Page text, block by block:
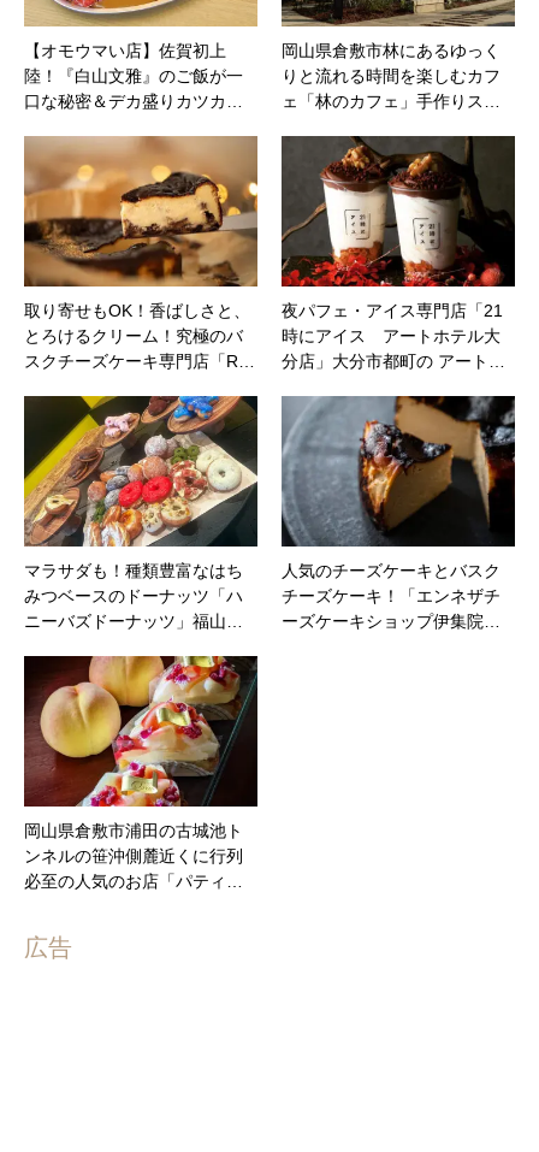
【オモウマい店】佐賀初上
陸！『白山文雅』のご飯が一
口な秘密＆デカ盛りカツカ…
岡山県倉敷市林にあるゆっく
りと流れる時間を楽しむカフ
ェ「林のカフェ」手作りス…
取り寄せもOK！香ばしさと、
とろけるクリーム！究極のバ
スクチーズケーキ専門店「R…
夜パフェ・アイス専門店「21
時にアイス アートホテル大
分店」大分市都町の アート…
マラサダも！種類豊富なはち
みつベースのドーナッツ「ハ
ニーバズドーナッツ」福山…
人気のチーズケーキとバスク
チーズケーキ！「エンネザチ
ーズケーキショップ伊集院…
岡山県倉敷市浦田の古城池ト
ンネルの笹沖側麓近くに行列
必至の人気のお店「パティ…
広告